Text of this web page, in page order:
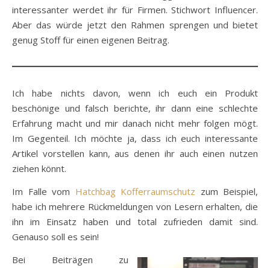
interessanter werdet ihr für Firmen. Stichwort Influencer.
Aber das würde jetzt den Rahmen sprengen und bietet
genug Stoff für einen eigenen Beitrag.
Ich habe nichts davon, wenn ich euch ein Produkt
beschönige und falsch berichte, ihr dann eine schlechte
Erfahrung macht und mir danach nicht mehr folgen mögt.
Im Gegenteil. Ich möchte ja, dass ich euch interessante
Artikel vorstellen kann, aus denen ihr auch einen nutzen
ziehen könnt.
Im Falle vom Hatchbag Kofferraumschutz zum Beispiel,
habe ich mehrere Rückmeldungen von Lesern erhalten, die
ihn im Einsatz haben und total zufrieden damit sind.
Genauso soll es sein!
Bei Beiträgen zu